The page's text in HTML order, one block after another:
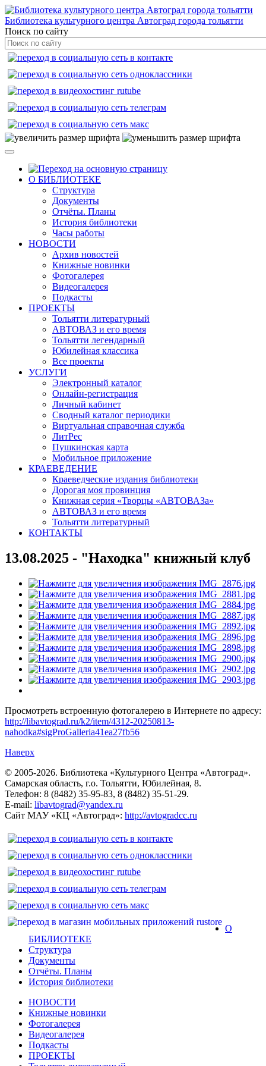
Библиотека культурного центра Автоград города тольятти
Поиск по сайту
О БИБЛИОТЕКЕ
Структура
Документы
Отчёты. Планы
История библиотеки
Часы работы
НОВОСТИ
Архив новостей
Книжные новинки
Фотогалерея
Видеогалерея
Подкасты
ПРОЕКТЫ
Тольятти литературный
АВТОВАЗ и его время
Тольятти легендарный
Юбилейная классика
Все проекты
УСЛУГИ
Электронный каталог
Онлайн-регистрация
Личный кабинет
Сводный каталог периодики
Виртуальная справочная служба
ЛитРес
Пушкинская карта
Мобильное приложение
КРАЕВЕДЕНИЕ
Краеведческие издания библиотеки
Дорогая моя провинция
Книжная серия «Творцы «АВТОВАЗа»
АВТОВАЗ и его время
Тольятти литературный
КОНТАКТЫ
13.08.2025 - "Находка" книжный клуб
Просмотреть встроенную фотогалерею в Интернете по адресу:
http://libavtograd.ru/k2/item/4312-20250813-
nahodka#sigProGalleria41ea27fb56
Наверх
© 2005-2026. Библиотека «Культурного Центра «Автоград».
Самарская область, г.о. Тольятти, Юбилейная, 8.
Телефон: 8 (8482) 35-95-83, 8 (8482) 35-51-29.
E-mail: libavtograd@yandex.ru
Сайт МАУ «КЦ «Автоград»: http://avtogradcc.ru
О
БИБЛИОТЕКЕ
Структура
Документы
Отчёты. Планы
История библиотеки
НОВОСТИ
Книжные новинки
Фотогалерея
Видеогалерея
Подкасты
ПРОЕКТЫ